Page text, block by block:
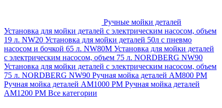
Ручные мойки деталей
Установка для мойки деталей с электрическим насосом, объем
19 л. NW20 Установка для мойки деталей 50л с пневмо
насосом и бочкой 65 л. NW80M Установка для мойки деталей
с электрическим насосом, объем 75 л. NORDBERG NW90
Установка для мойки деталей с электрическим насосом, объем
75 л. NORDBERG NW90 Ручная мойка деталей АМ800 РМ
Ручная мойка деталей АМ1000 РМ Ручная мойка деталей
АМ1200 РМ Все категории